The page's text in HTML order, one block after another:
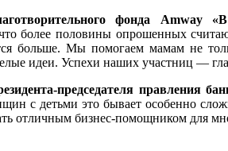
фонда Amway
более половины опрошенных
больше. Мы помогаем мамам не
идеи. Успехи наших участниц —
председателя правления
с детьми это бывает особенно
отличным бизнес-помощником для